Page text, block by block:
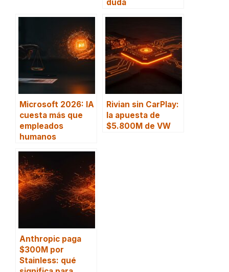
duda
Microsoft 2026: IA
cuesta más que
empleados
humanos
Rivian sin CarPlay:
la apuesta de
$5.800M de VW
Anthropic paga
$300M por
Stainless: qué